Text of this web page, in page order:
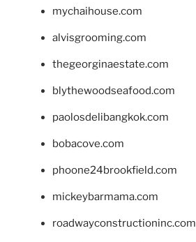
mychaihouse.com
alvisgrooming.com
thegeorginaestate.com
blythewoodseafood.com
paolosdelibangkok.com
bobacove.com
phoone24brookfield.com
mickeybarmama.com
roadwayconstructioninc.com